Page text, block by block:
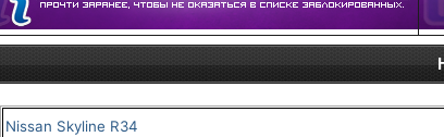
Nissan Skyline R34